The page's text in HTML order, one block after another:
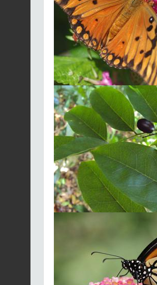
Anolis marbré (L') |
Ctenonotus
marmoratus
2025-12-03
Héron vert | Butorides
virescens
2025-12-03
Sphérodactyle bizarre
(Le) |
Sphaerodactylus
fantasticus
2025-12-03
Moqueur trembleur |
Cinclocerthia
ruficauda
Pelecanus
occidentalis
2025-12-03